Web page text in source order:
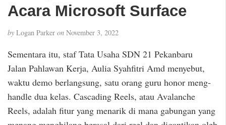
n
Acara Microsoft Surface
by Logan Parker on November 3, 2022
Sementara itu, staf Tata Usaha SDN 21 Pekanbaru
Jalan Pahlawan Kerja, Aulia Syahfitri Amd menyebut,
waktu demo berlangsung, satu orang guru honor meng-
handle dua kelas. Cascading Reels, atau Avalanche
Reels, adalah fitur yang menarik di mana gabungan yang